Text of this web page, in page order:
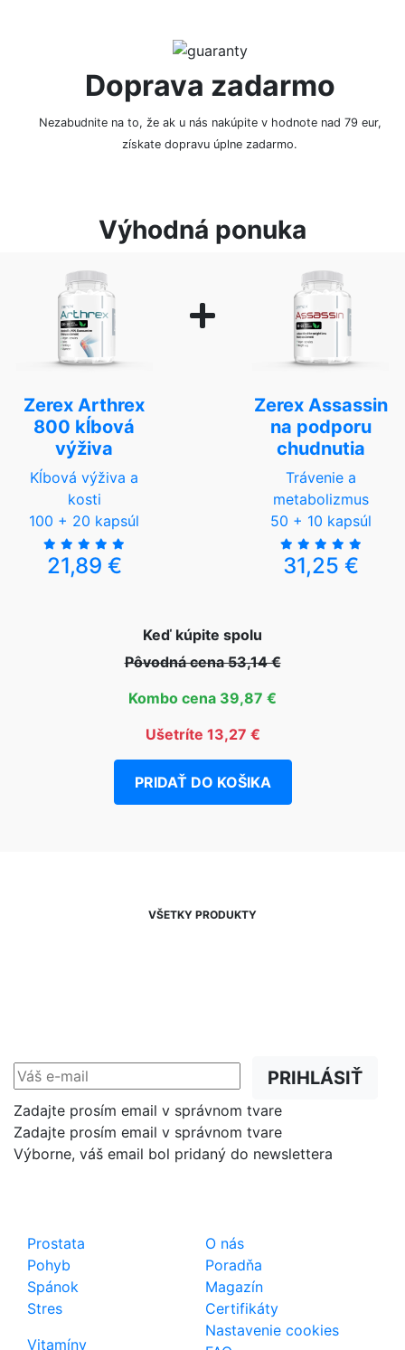
Doprava zadarmo
Nezabudnite na to, že ak u nás nakúpite v hodnote nad 79 eur,
získate dopravu úplne zadarmo.
Výhodná ponuka
Zerex Arthrex
800 kĺbová
výživa
Kĺbová výživa a
kosti
100 + 20 kapsúl
21,89 €
Zerex Assassin
na podporu
chudnutia
Trávenie a
metabolizmus
50 + 10 kapsúl
31,25 €
Keď kúpite spolu
Pôvodná cena 53,14 €
Kombo cena 39,87 €
Ušetríte 13,27 €
PRIDAŤ DO KOŠIKA
VŠETKY PRODUKTY
PRIHLÁSIŤ
Zadajte prosím email v správnom tvare
Zadajte prosím email v správnom tvare
Výborne, váš email bol pridaný do newslettera
Prostata
Pohyb
Spánok
Stres
Vitamíny
O nás
Poradňa
Magazín
Certifikáty
Nastavenie cookies